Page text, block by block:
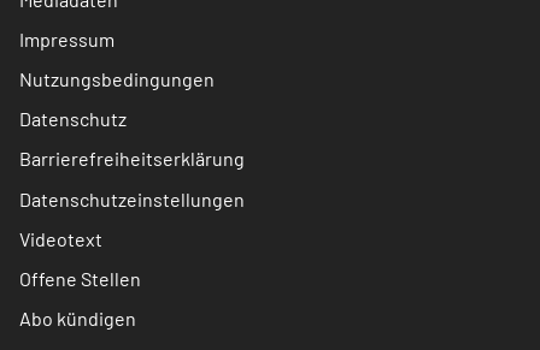
Impressum
Nutzungsbedingungen
Datenschutz
Barrierefreiheitserklärung
Datenschutzeinstellungen
Videotext
Offene Stellen
Abo kündigen